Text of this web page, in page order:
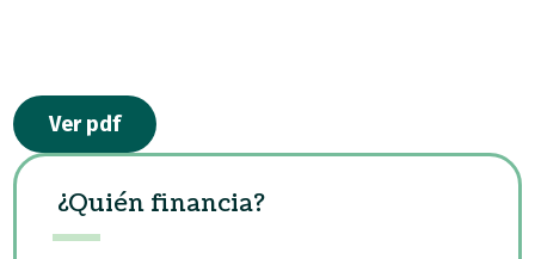
Ver pdf
¿Quién financia?